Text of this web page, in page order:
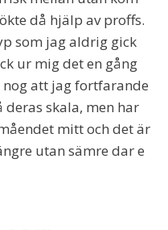
då hjälp av proffs.
som jag aldrig gick
ur mig det en gång
att jag fortfarande
skala, men har
mitt och det är
utan sämre dar e